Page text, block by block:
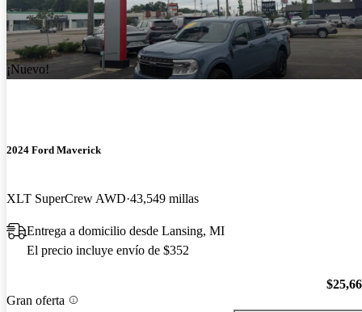
¡Nuevo!
2024 Ford Maverick
XLT SuperCrew AWD 43,549 millas
Entrega a domicilio desde Lansing, MI
El precio incluye envío de $352
Gran oferta